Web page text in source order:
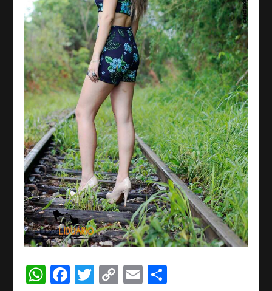
WhatsApp
Facebook
Twitter
Copy
EmailShare